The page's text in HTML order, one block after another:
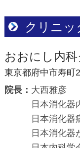
クリニッ
おおにし内
東京都府中市寿町
院長
大西雅彦
日本消化
日本消化
日本消化